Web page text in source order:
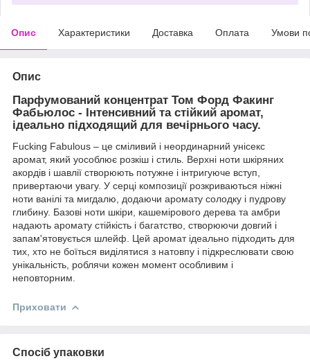
Опис Характеристики Доставка Оплата Умови
Опис
Парфумований концентрат Том Форд Факинг
Фабьюлос - Інтенсивний та стійкий аромат,
ідеально підходящий для вечірнього часу.
Fucking Fabulous – це сміливий і неординарний унісекс
аромат, який уособлює розкіш і стиль. Верхні ноти шкіряних
акордів і шавлії створюють потужне і інтригуюче вступ,
привертаючи увагу. У серці композиції розкриваються ніжні
ноти ванілі та мигдалю, додаючи аромату солодку і пудрову
глибину. Базові ноти шкіри, кашемірового дерева та амбри
надають аромату стійкість і багатство, створюючи довгий і
запам'ятовується шлейф. Цей аромат ідеально підходить для
тих, хто не боїться виділятися з натовпу і підкреслювати свою
унікальність, роблячи кожен момент особливим і
неповторним.
Приховати
Спосіб упаковки